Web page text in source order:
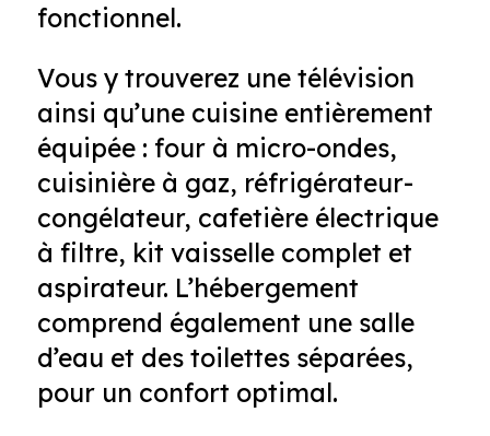
fonctionnel.
Vous y trouverez une télévision
ainsi qu’une cuisine entièrement
équipée : four à micro-ondes,
cuisinière à gaz, réfrigérateur-
congélateur, cafetière électrique
à filtre, kit vaisselle complet et
aspirateur. L’hébergement
comprend également une salle
d’eau et des toilettes séparées,
pour un confort optimal.